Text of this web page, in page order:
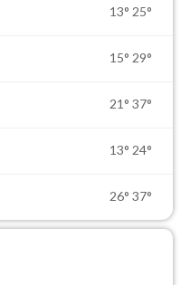
13° 25°
15° 29°
21° 37°
13° 24°
26° 37°